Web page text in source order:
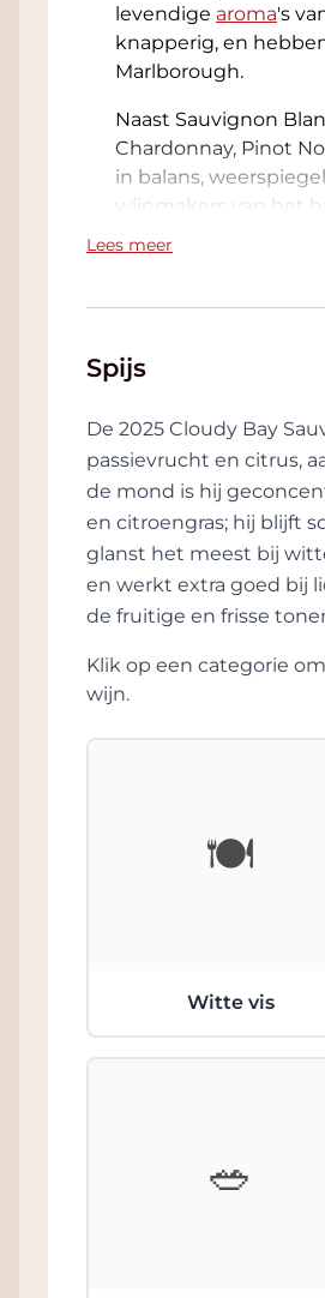
levendige aroma's
knapperig, en
Marlborough.
Naast Sauvignon
Chardonnay, Pinot
in balans,
wijnmakers van het
Cloudy Bay legt niet
milieubewustzijn. Ze
wijnbouwpraktijken.
Al met al is Cloudy
blijft het wijnhuis
kenmerken van
Lees meer
Spijs
De 2025 Cloudy Bay
passievrucht en citrus,
de mond is hij
en citroengras; hij blijft
glanst het meest bij
en werkt extra goed bij
de fruitige en frisse
Klik op een categorie
wijn.
🍽️
Witte vis
🥗